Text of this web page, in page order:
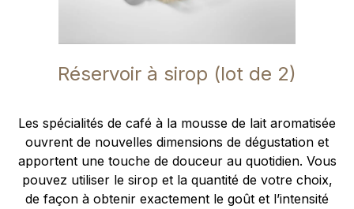
Réservoir à sirop (lot de 2)
Les spécialités de café à la mousse de lait aromatisée
ouvrent de nouvelles dimensions de dégustation et
apportent une touche de douceur au quotidien. Vous
pouvez utiliser le sirop et la quantité de votre choix,
de façon à obtenir exactement le goût et l’intensité